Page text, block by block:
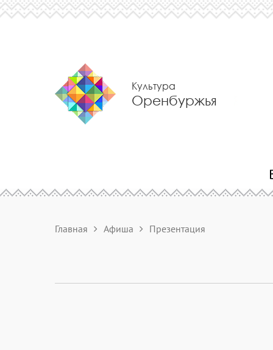
Культура
Оренбуржья
Главная Афиша Презентация